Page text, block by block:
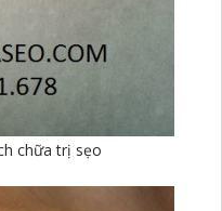
chữa trị sẹo